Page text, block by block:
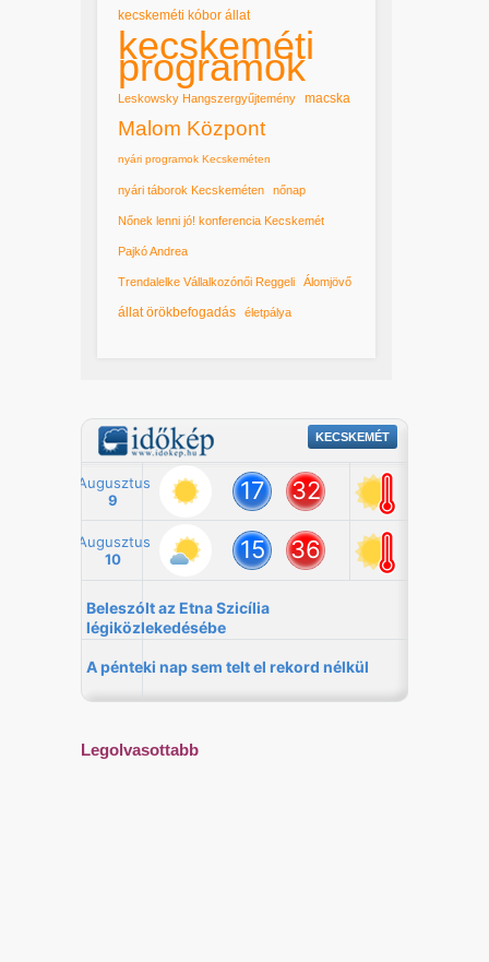
kecskeméti kóbor állat
kecskeméti
programok
Leskowsky Hangszergyűjtemény macska
Malom Központ
nyári programok Kecskeméten
nyári táborok Kecskeméten nőnap
Nőnek lenni jó! konferencia Kecskemét
Pajkó Andrea
Trendalelke Vállalkozónői Reggeli Álomjövő
állat örökbefogadás életpálya
Legolvasottabb